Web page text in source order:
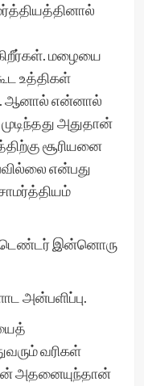
மழையை
உத்திகள்
ஆனால் என்னால்
அதுதான்
சூரியனை
என்பது
இன்னொரு
அன்பளிப்பு.
வரிகள்
அதனையுந்தான்